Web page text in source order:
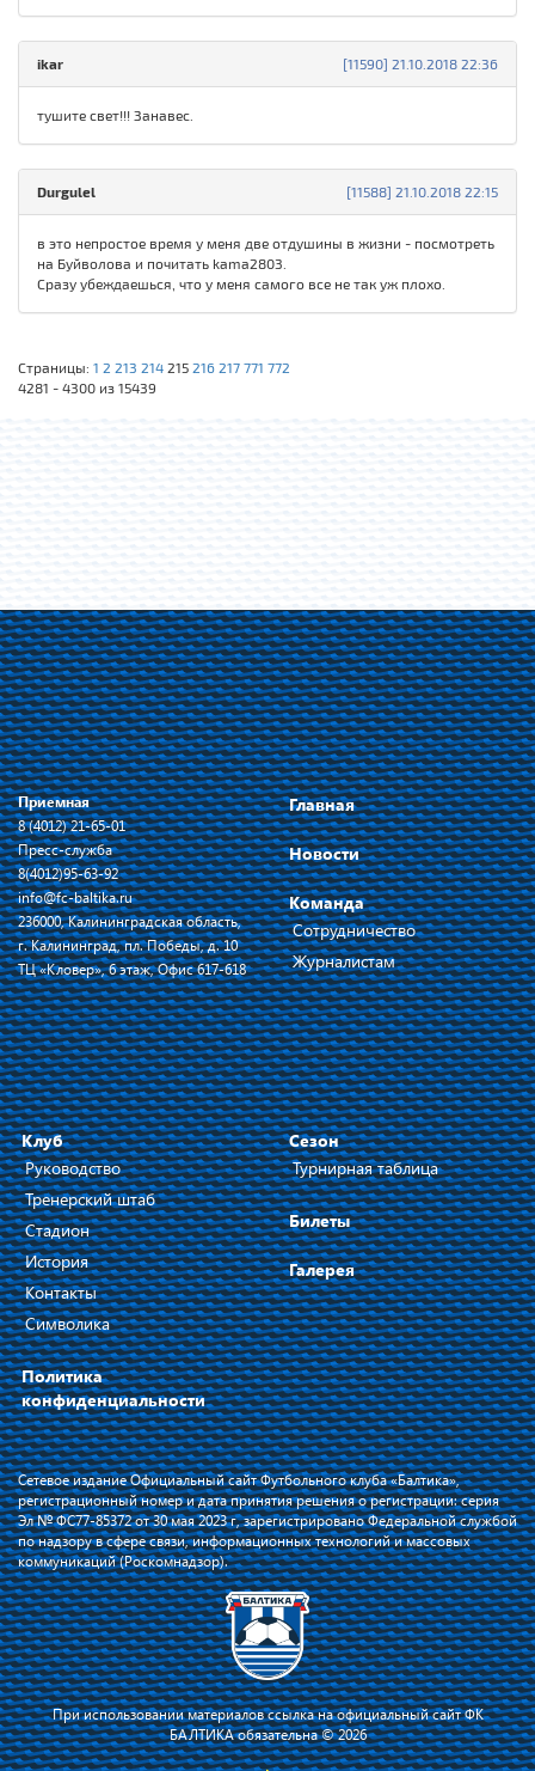
[11590] 21.10.2018 22:36
ikar
тушите свет!!! Занавес.
[11588] 21.10.2018 22:15
Durgulel
в это непростое время у меня две отдушины в жизни - посмотреть
на Буйволова и почитать kama2803.
Сразу убеждаешься, что у меня самого все не так уж плохо.
Страницы: 1 2 213 214 215 216 217 771 772
4281 - 4300 из 15439
Приемная
8 (4012) 21-65-01
Пресс-служба
8(4012)95-63-92
info@fc-baltika.ru
236000, Калининградская область,
г. Калининград, пл. Победы, д. 10
ТЦ «Кловер», 6 этаж, Офис 617-618
Главная
Новости
Команда
Сотрудничество
Журналистам
Клуб
Руководство
Тренерский штаб
Стадион
История
Контакты
Символика
Политика
конфиденциальности
Сезон
Турнирная таблица
Билеты
Галерея
Сетевое издание Официальный сайт Футбольного клуба «Балтика»,
регистрационный номер и дата принятия решения о регистрации: серия
Эл № ФС77-85372 от 30 мая 2023 г, зарегистрировано Федеральной службой
по надзору в сфере связи, информационных технологий и массовых
коммуникаций (Роскомнадзор).
При использовании материалов ссылка на официальный сайт ФК
БАЛТИКА обязательна © 2026